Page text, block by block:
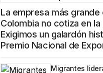
La empresa más grande
Colombia no cotiza en la
Exigimos un galardón
Premio Nacional de
Migrantes